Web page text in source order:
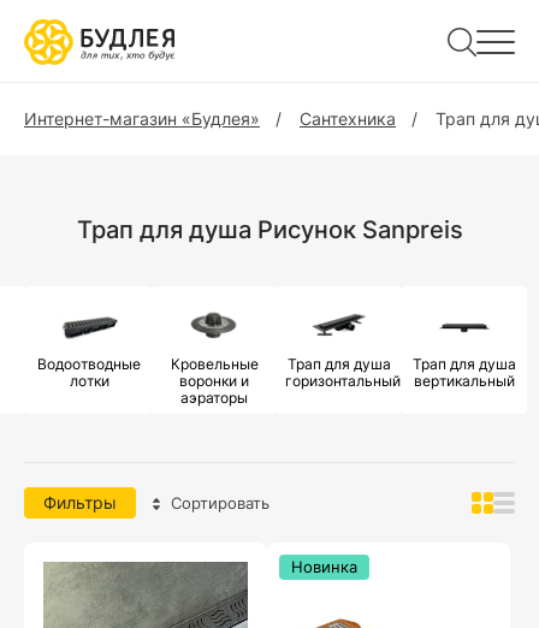
Интернет-магазин «Будлея» Сантехника Трап для
Трап для душа Рисунок Sanpreis
Водоотводные
лотки
Кровельные
воронки и
аэраторы
Трап для душа
горизонтальный
Трап для душа
вертикальный
Фильтры Сортировать
Новинка